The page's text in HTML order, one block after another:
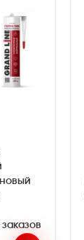
заказов